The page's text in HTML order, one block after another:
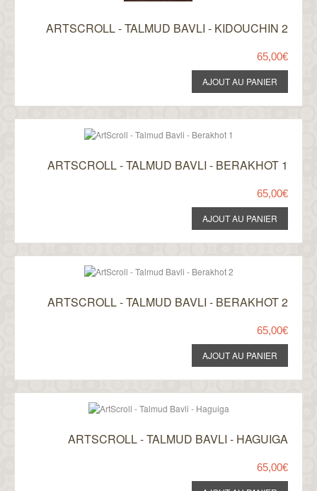
ARTSCROLL - TALMUD BAVLI - KIDOUCHIN 2
65,00€
ARTSCROLL - TALMUD BAVLI - BERAKHOT 1
65,00€
ARTSCROLL - TALMUD BAVLI - BERAKHOT 2
65,00€
ARTSCROLL - TALMUD BAVLI - HAGUIGA
65,00€